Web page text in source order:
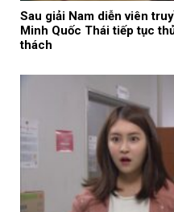
Sau giải Nam diễn viên
Minh Quốc Thái tiếp tục
thách